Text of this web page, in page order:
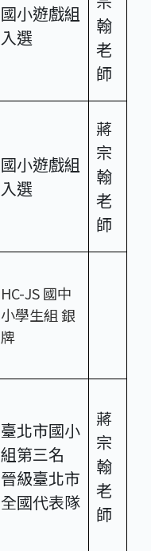
國小遊戲組
入選
翰
老
師
國小遊戲組
入選
蔣
宗
翰
老
師
HC-JS 國中
小學生組 銀
牌
臺北市國小
組第三名
晉級臺北市
全國代表隊
蔣
宗
翰
老
師